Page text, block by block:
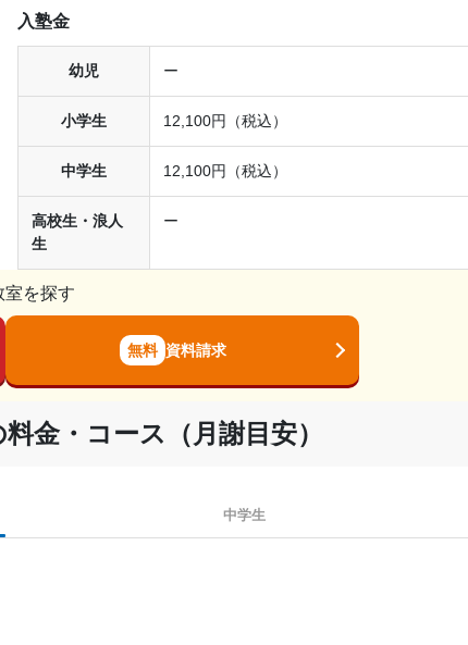
入塾金
幼児 ー
小学生 12,100円（税込）
中学生 12,100円（税込）
高校生・浪人
生
ー
室を探す
無料 資料請求
金・コース（月謝目安）
中学生